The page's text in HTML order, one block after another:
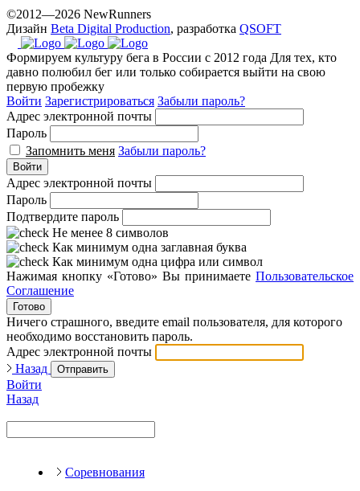
©2012—2026 NewRunners
Дизайн Beta Digital Production, разработка QSOFT
Формируем культуру бега в России с 2012 года Для тех, кто
давно полюбил бег или только собирается выйти на свою
первую пробежку
Войти Зарегистрироваться Забыли пароль?
Адрес электронной почты
Пароль
Запомнить меня Забыли пароль?
Войти
Адрес электронной почты
Пароль
Подтвердите пароль
Не менее 8 символов
Как минимум одна заглавная буква
Как минимум одна цифра или символ
Нажимая кнопку «Готово» Вы принимаете Пользовательское
Соглашение
Готово
Ничего страшного, введите email пользователя, для которого
необходимо восстановить пароль.
Адрес электронной почты
Назад
Отправить
Войти
Назад
Соревнования